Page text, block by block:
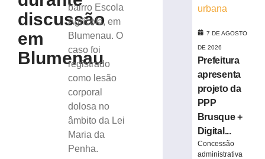
discussão
em
Blumenau
bairro Escola
Agrícola, em
Blumenau. O
caso foi
registrado
como lesão
corporal
dolosa no
âmbito da Lei
Maria da
Penha.
prisão
Içara
(SC)
agosto
7 DE AGOSTO
DE 2026
Prefeitura
apresenta
projeto da
PPP
Brusque +
Digital...
Concessão
administrativa